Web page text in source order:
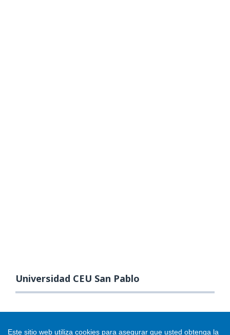
Universidad CEU San Pablo
Este sitio web utiliza cookies para asegurar que usted obtenga la